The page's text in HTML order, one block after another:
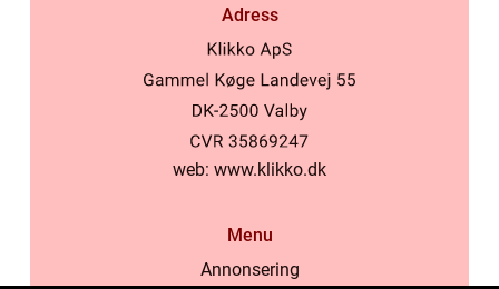
Adress
web: www.klikko.dk
Menu
Annonsering